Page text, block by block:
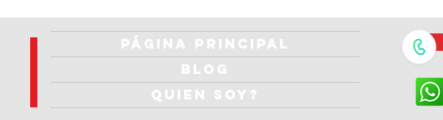
Página Principal
Blog
Quien soy?